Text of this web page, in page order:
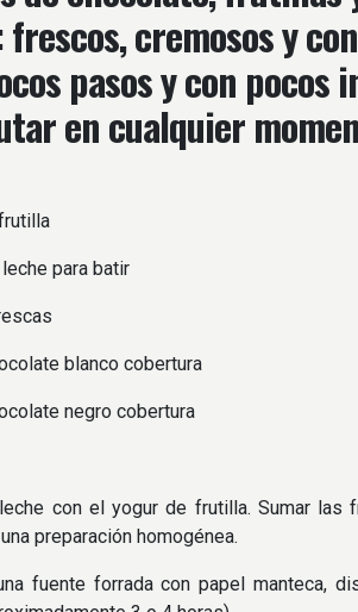
cremosos y
pasos y con
en cualquier
para batir
blanco cobertura
negro cobertura
con el yogur de frutilla. Sumar las
preparación homogénea.
fuente forrada con papel manteca,